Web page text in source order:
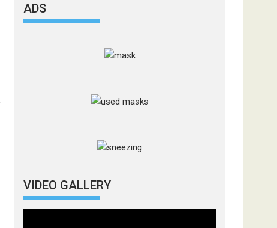
ADS
VIDEO GALLERY